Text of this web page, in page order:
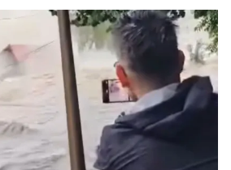
się z walczącym o
Według doniesień pies